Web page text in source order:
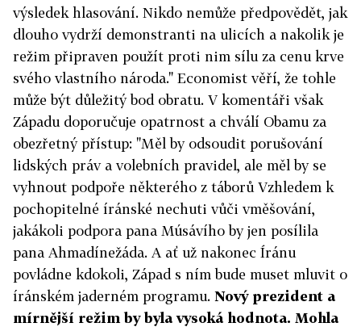
výsledek hlasování. Nikdo nemůže předpovědět, jak
dlouho vydrží demonstranti na ulicích a nakolik je
režim připraven použít proti nim sílu za cenu krve
svého vlastního národa." Economist věří, že tohle
může být důležitý bod obratu. V komentáři však
Západu doporučuje opatrnost a chválí Obamu za
obezřetný přístup: "Měl by odsoudit porušování
lidských práv a volebních pravidel, ale měl by se
vyhnout podpoře některého z táborů Vzhledem k
pochopitelné íránské nechuti vůči vměšování,
jakákoli podpora pana Músávího by jen posílila
pana Ahmadínežáda. A ať už nakonec Íránu
povládne kdokoli, Západ s ním bude muset mluvit o
íránském jaderném programu. Nový prezident a
mírnější režim by byla vysoká hodnota. Mohla